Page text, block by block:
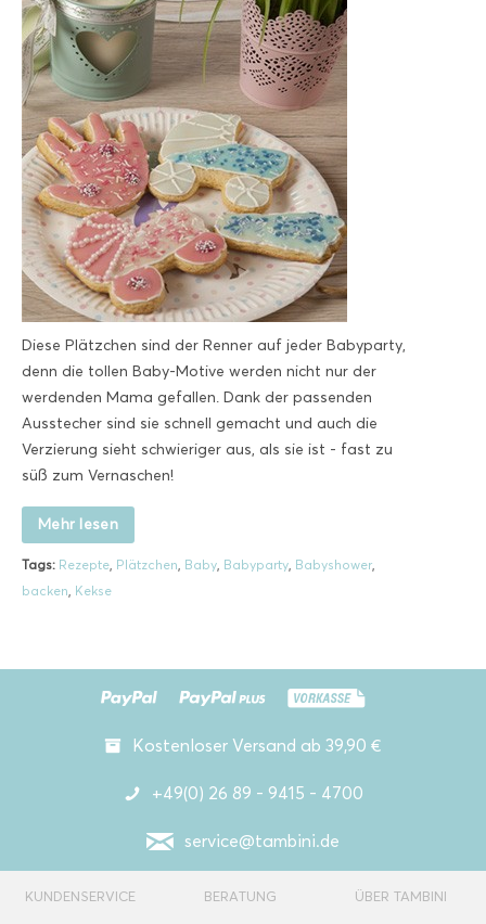
Diese Plätzchen sind der Renner auf jeder Babyparty,
denn die tollen Baby-Motive werden nicht nur der
werdenden Mama gefallen. Dank der passenden
Ausstecher sind sie schnell gemacht und auch die
Verzierung sieht schwieriger aus, als sie ist - fast zu
süß zum Vernaschen!
Mehr lesen
Tags: Rezepte, Plätzchen, Baby, Babyparty, Babyshower,
backen, Kekse
Kostenloser Versand ab 39,90 €
+49(0) 26 89 - 9415 - 4700
service@tambini.de
KUNDENSERVICE BERATUNG ÜBER TAMBINI